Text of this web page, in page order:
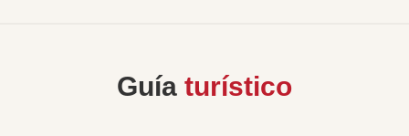
Guía turístico